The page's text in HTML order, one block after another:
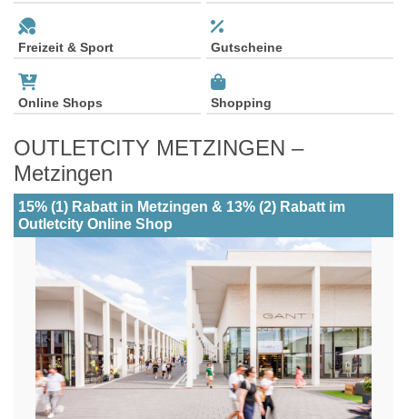
Freizeit & Sport Gutscheine
Online Shops Shopping
OUTLETCITY METZINGEN –
Metzingen
15% (1) Rabatt in Metzingen & 13% (2) Rabatt im
Outletcity Online Shop